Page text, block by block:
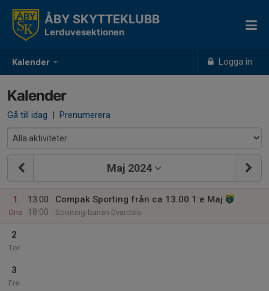
Kalender Logga in
ÅBY SKYTTEKLUBB
Lerduvesektionen
Kalender
Gå till idag | Prenumerera
Maj 2024
1
Ons
13:00
18:00
Compak Sporting från ca 13.00 1:e Maj
Sporting-banan Dvardala
2
Tor
3
Fre